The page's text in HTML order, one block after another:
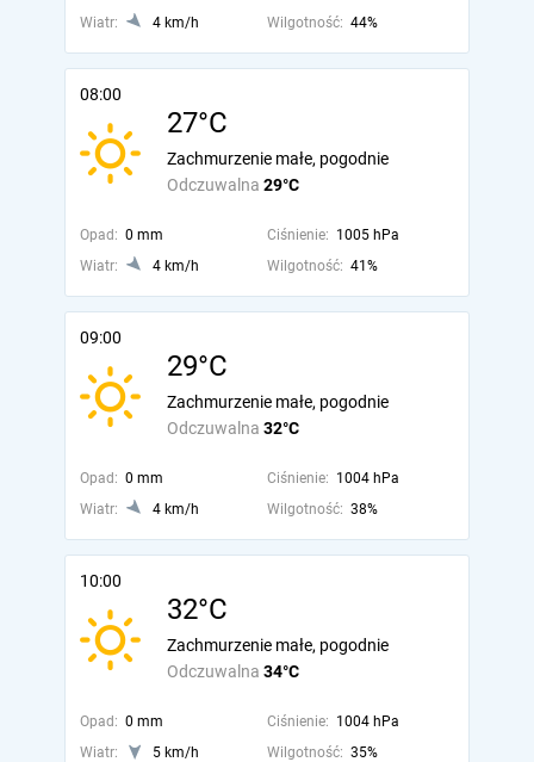
Wiatr: 4 km/h Wilgotność: 44%
08:00
27°C
Odczuwalna 29°C
Zachmurzenie małe, pogodnie
Opad: 0 mm Ciśnienie: 1005 hPa
Wiatr:
4 km/h Wilgotność: 41%
09:00
29°C
Odczuwalna 32°C
Zachmurzenie małe, pogodnie
Opad: 0 mm Ciśnienie: 1004 hPa
Wiatr:
4 km/h Wilgotność: 38%
10:00
32°C
Odczuwalna 34°C
Zachmurzenie małe, pogodnie
Opad: 0 mm Ciśnienie: 1004 hPa
Wiatr:
5 km/h Wilgotność: 35%